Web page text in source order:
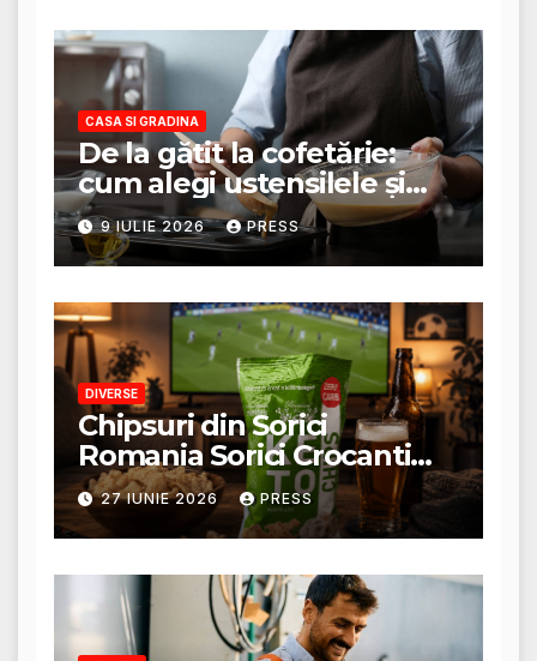
CASA SI GRADINA
De la gătit la cofetărie:
cum alegi ustensilele și
tigăile potrivite pentru un
rezultat perfect
9 IULIE 2026 PRESS
DIVERSE
Chipsuri din Sorici
Romania Sorici Crocanti
Magazin Online
27 IUNIE 2026 PRESS